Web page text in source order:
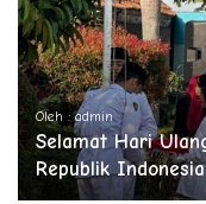
Oleh : admin
Selamat Hari
Republik Indonesia